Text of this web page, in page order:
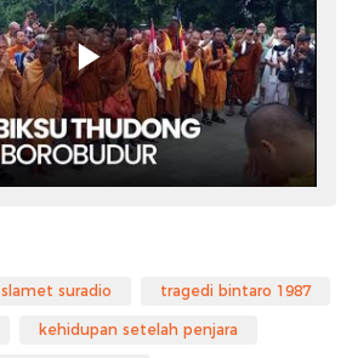
slamet suradio tragedi bintaro 1987
kehidupan setelah penjara